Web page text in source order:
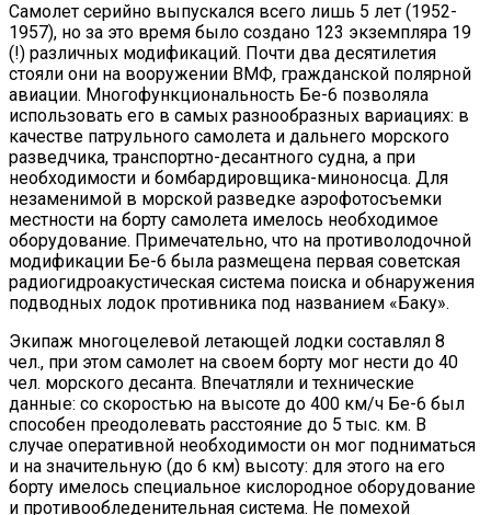
Самолет серийно выпускался всего лишь 5 лет (1952-
1957), но за это время было создано 123 экземпляра 19
(!) различных модификаций. Почти два десятилетия
стояли они на вооружении ВМФ, гражданской полярной
авиации. Многофункциональность Бе-6 позволяла
использовать его в самых разнообразных вариациях: в
качестве патрульного самолета и дальнего морского
разведчика, транспортно-десантного судна, а при
необходимости и бомбардировщика-миноносца. Для
незаменимой в морской разведке аэрофотосъемки
местности на борту самолета имелось необходимое
оборудование. Примечательно, что на противолодочной
модификации Бе-6 была размещена первая советская
радиогидроакустическая система поиска и обнаружения
подводных лодок противника под названием «Баку».
Экипаж многоцелевой летающей лодки составлял 8
чел., при этом самолет на своем борту мог нести до 40
чел. морского десанта. Впечатляли и технические
данные: со скоростью на высоте до 400 км/ч Бе-6 был
способен преодолевать расстояние до 5 тыс. км. В
случае оперативной необходимости он мог подниматься
и на значительную (до 6 км) высоту: для этого на его
борту имелось специальное кислородное оборудование
и противообледенительная система. Не помехой